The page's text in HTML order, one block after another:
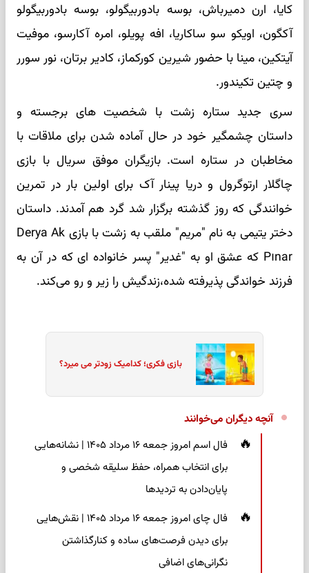
کایا، ارن دمیرباش، بوسه بادوربیگولو، بوسه بادوربیگولو
آکگون، اویکو سو ساکاریا، افه پویلو، امره آکارسو، موفیت
آیتکین، مینا با حضور شیرین کورکماز، کادیر برتان، نور سورر
و چتین تکیندور.
سری جدید ستاره زشت با شخصیت های برجسته و
داستان چشمگیر خود در حال آماده شدن برای ملاقات با
مخاطبان در ستاره است. بازیگران موفق سریال با بازی
چاگلار ارتوگرول و دریا پینار آک برای اولین بار در تمرین
خوانندگی که روز گذشته برگزار شد گرد هم آمدند. داستان
دختر یتیمی به نام "مریم" ملقب به زشت با بازی Derya Ak
Pınar که عشق او به "غدیر" پسر خانواده ای که در آن به
فرزند خواندگی پذیرفته شده،زندگیش را زیر و رو می‌کند.
بازی فکری؛ کدامیک زودتر می میرد؟
آنچه دیگران می‌خوانند
فال اسم امروز جمعه ۱۶ مرداد ۱۴۰۵ | نشانه‌هایی
برای انتخاب همراه، حفظ سلیقه شخصی و
پایان‌دادن به تردیدها
فال چای امروز جمعه ۱۶ مرداد ۱۴۰۵ | نقش‌هایی
برای دیدن فرصت‌های ساده و کنارگذاشتن
نگرانی‌های اضافی